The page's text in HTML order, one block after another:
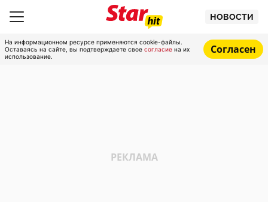
НОВОСТИ
На информационном ресурсе применяются cookie-файлы.
Оставаясь на сайте, вы подтверждаете свое согласие на их
использование.
Согласен